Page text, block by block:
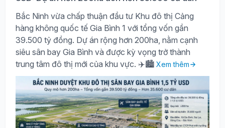
Bắc Ninh vừa chấp thuận đầu tư Khu đô thị Cảng
hàng không quốc tế Gia Bình 1 với tổng vốn gần
39.500 tỷ đồng. Dự án rộng hơn 200ha, nằm cạnh
siêu sân bay Gia Bình và được kỳ vọng trở thành
trung tâm đô thị mới của khu vực. ✈️🏙️ Xem thêm